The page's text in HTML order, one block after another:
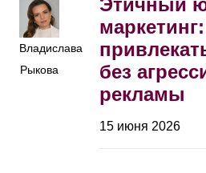
Владислава
Рыкова
Этичный
без
рекламы
15 июня 2026